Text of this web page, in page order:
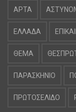
ΑΡΤΑ
ΕΛΛΑΔΑ
ΘΕΜΑ
ΠΑΡΑΣΚΗΝΙΟ
ΠΡΩΤΟΣΕΛΙΔΟ